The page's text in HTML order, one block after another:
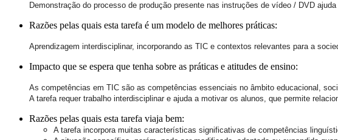
Demonstração do processo de produção presente nas instruções de vídeo / DVD
Razões pelas quais esta tarefa é um modelo de melhores práticas:
Aprendizagem interdisciplinar, incorporando as TIC e contextos relevantes para a
Impacto que se espera que tenha sobre as práticas e atitudes de ensino:
As competências em TIC são as competências essenciais no âmbito educacional,
A tarefa requer trabalho interdisciplinar e ajuda a motivar os alunos, que permite
Razões pelas quais esta tarefa viaja bem:
A tarefa incorpora muitas características significativas de competências